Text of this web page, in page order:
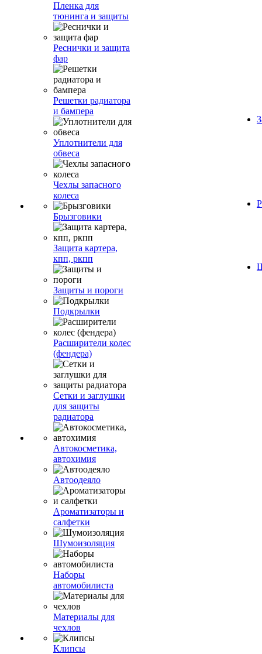
Пленка для
тюнинга и защиты
Реснички и защита
фар
Решетки радиатора
и бампера
Уплотнители для
обвеса
Чехлы запасного
колеса
Брызговики
Защита картера,
кпп, ркпп
Защиты и пороги
Подкрылки
Расширители колес
(фендера)
Сетки и заглушки
для защиты
радиатора
Автокосметика,
автохимия
Автоодеяло
Ароматизаторы и
салфетки
Шумоизоляция
Наборы
автомобилиста
Материалы для
чехлов
Клипсы